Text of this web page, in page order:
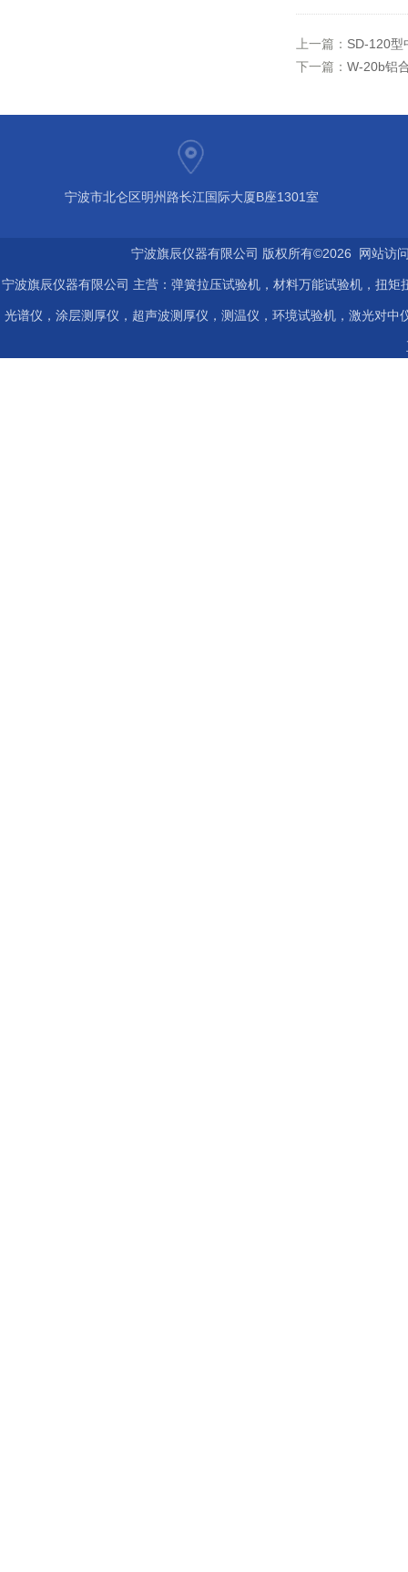
上一篇： SD-120型
下一篇： W-20b铝
宁波市北仑区明州路长江国际大厦B座1301室
宁波旗辰仪器有限公司 版权所有©2026 网站
宁波旗辰仪器有限公司 主营：弹簧拉压试验机，材料万能试验机，扭
光谱仪，涂层测厚仪，超声波测厚仪，测温仪，环境试验机，激光对